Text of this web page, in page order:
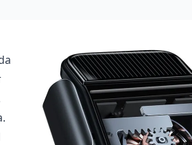
Solcellmobilladdare till